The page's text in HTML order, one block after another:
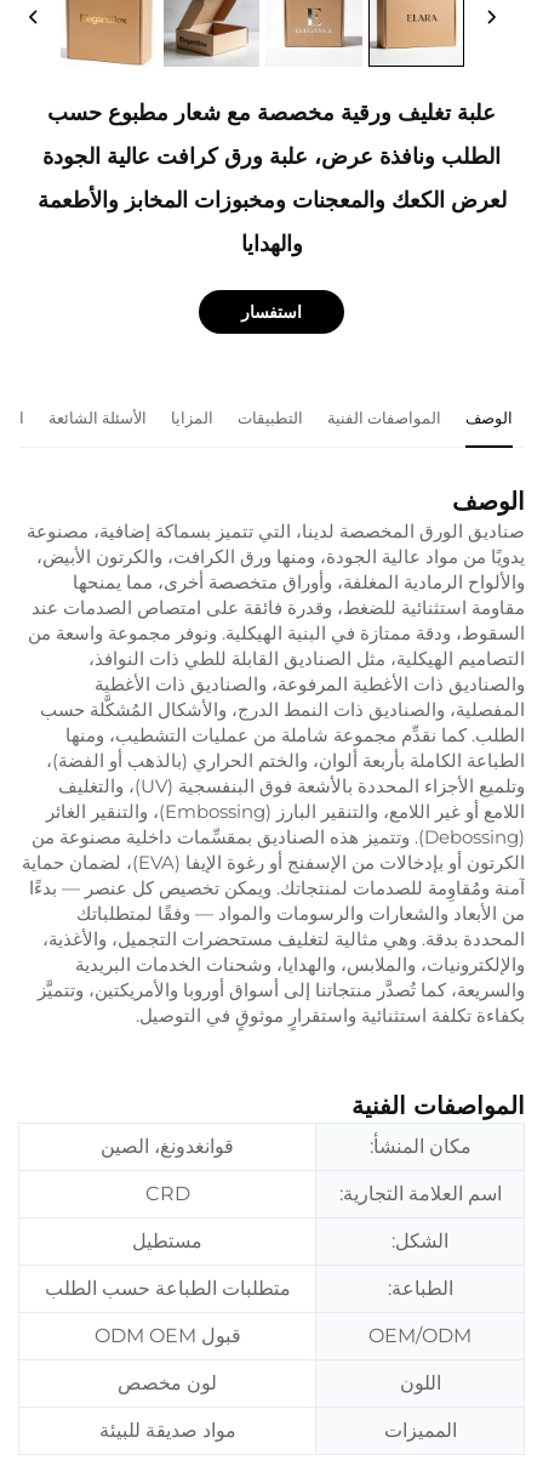
علبة تغليف ورقية مخصصة مع شعار مطبوع حسب
الطلب ونافذة عرض، علبة ورق كرافت عالية الجودة
لعرض الكعك والمعجنات ومخبوزات المخابز والأطعمة
والهدايا
استفسار
الوصف المواصفات الفنية التطبيقات المزايا الأسئلة الشائعة
الوصف
صناديق الورق المخصصة لدينا، التي تتميز بسماكة إضافية، مصنوعة
يدويًا من مواد عالية الجودة، ومنها ورق الكرافت، والكرتون الأبيض،
والألواح الرمادية المغلفة، وأوراق متخصصة أخرى، مما يمنحها
مقاومة استثنائية للضغط، وقدرة فائقة على امتصاص الصدمات عند
السقوط، ودقة ممتازة في البنية الهيكلية. ونوفر مجموعة واسعة من
التصاميم الهيكلية، مثل الصناديق القابلة للطي ذات النوافذ،
والصناديق ذات الأغطية المرفوعة، والصناديق ذات الأغطية
المفصلية، والصناديق ذات النمط الدرج، والأشكال المُشكَّلة حسب
الطلب. كما نقدِّم مجموعة شاملة من عمليات التشطيب، ومنها
الطباعة الكاملة بأربعة ألوان، والختم الحراري (بالذهب أو الفضة)،
وتلميع الأجزاء المحددة بالأشعة فوق البنفسجية (UV)، والتغليف
اللامع أو غير اللامع، والتنقير البارز (Embossing)، والتنقير الغائر
(Debossing). وتتميز هذه الصناديق بمقسِّمات داخلية مصنوعة من
الكرتون أو بإدخالات من الإسفنج أو رغوة الإيفا (EVA)، لضمان حماية
آمنة ومُقاوِمة للصدمات لمنتجاتك. ويمكن تخصيص كل عنصر — بدءًا
من الأبعاد والشعارات والرسومات والمواد — وفقًا لمتطلباتك
المحددة بدقة. وهي مثالية لتغليف مستحضرات التجميل، والأغذية،
والإلكترونيات، والملابس، والهدايا، وشحنات الخدمات البريدية
والسريعة، كما تُصدَّر منتجاتنا إلى أسواق أوروبا والأمريكتين، وتتميَّز
بكفاءة تكلفة استثنائية واستقرارٍ موثوقٍ في التوصيل.
المواصفات الفنية
مكان المنشأ: قوانغدونغ، الصين
اسم العلامة التجارية: CRD
الشكل: مستطيل
الطباعة: متطلبات الطباعة حسب الطلب
OEM/ODM قبول ODM OEM
اللون لون مخصص
المميزات مواد صديقة للبيئة